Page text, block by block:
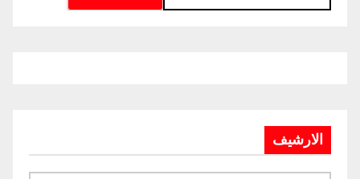
الارشيف